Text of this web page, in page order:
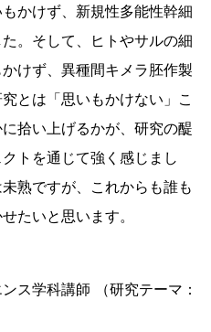
かけず、新規性多能性幹細
。そして、ヒトやサルの細
けず、異種間キメラ胚作製
とは「思いもかけない」こ
拾い上げるかが、研究の醍
トを通じて強く感じまし
熟ですが、これからも誰も
たいと思います。
ス学科講師 （研究テーマ：